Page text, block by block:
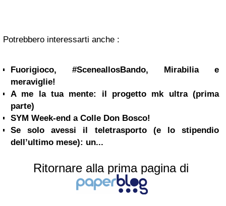
Potrebbero interessarti anche :
Fuorigioco, #SceneallosBando, Mirabilia e
meraviglie!
A me la tua mente: il progetto mk ultra (prima
parte)
SYM Week-end a Colle Don Bosco!
Se solo avessi il teletrasporto (e lo stipendio
dell’ultimo mese): un...
Ritornare alla prima pagina di